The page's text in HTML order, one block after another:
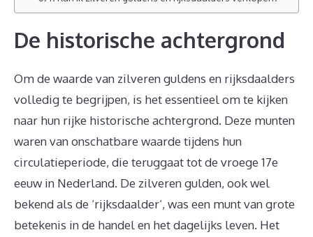
De historische achtergrond
Om de waarde van zilveren guldens en rijksdaalders
volledig te begrijpen, is het essentieel om te kijken
naar hun rijke historische achtergrond. Deze munten
waren van onschatbare waarde tijdens hun
circulatieperiode, die teruggaat tot de vroege 17e
eeuw in Nederland. De zilveren gulden, ook wel
bekend als de ‘rijksdaalder’, was een munt van grote
betekenis in de handel en het dagelijks leven. Het